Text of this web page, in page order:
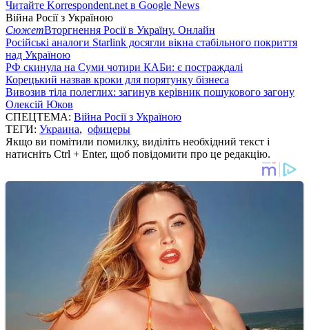
Читайте Korrespondent.net в Google News
Війна Росії з Україною
СюжетВторгнення Росії в Україну. Онлайн
Російські аналоги Starlink досягли вікна стабільного покриття
над Україною
РФ скинула на Суми чотири КАБи: є постраждалі
Корецький назвав кроки для порятунку бізнеса
Вивозив тіла полеглих: загинув керівник пошукового загону
Олексій Юков
СПЕЦТЕМА: Війна Росії з Україною
ТЕГИ: Украина, офицеры
Якщо ви помітили помилку, виділіть необхідний текст і
натисніть Ctrl + Enter, щоб повідомити про це редакцію.